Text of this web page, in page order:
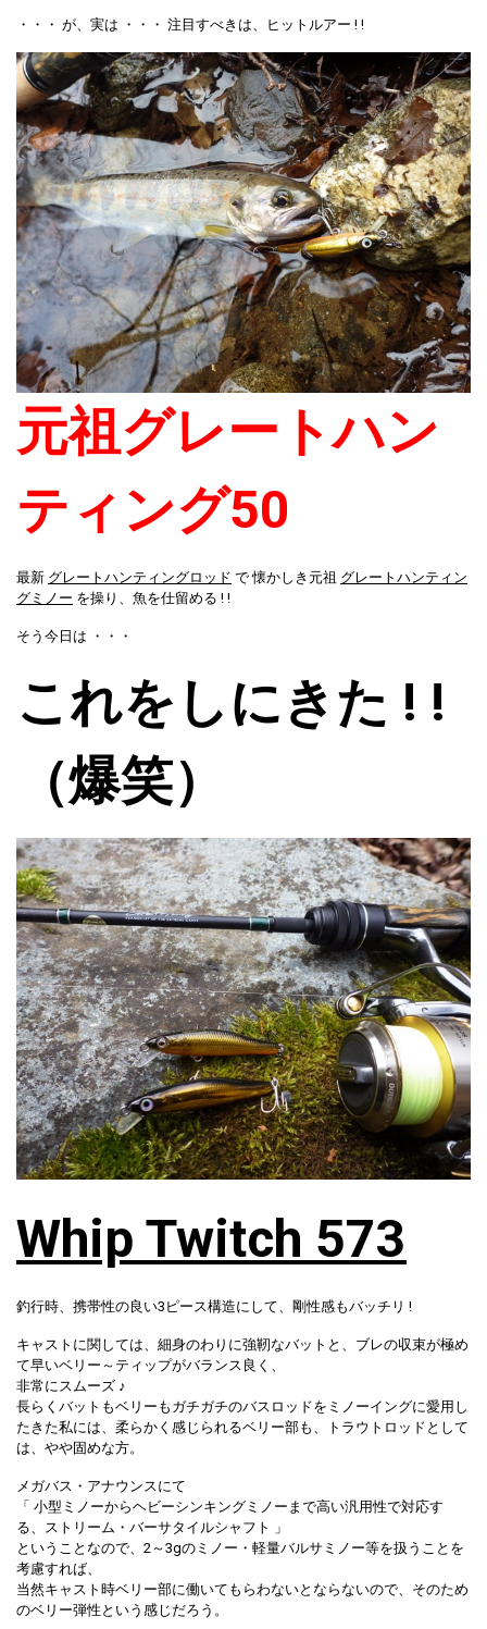
・・・ が、実は ・・・ 注目すべきは、ヒットルアー ! !
元祖グレートハン
ティング50
最新 グレートハンティングロッド で 懐かしき元祖 グレートハンティン
グミノー を操り、魚を仕留める ! !
そう今日は ・・・
これをしにきた ! !
（爆笑）
Whip Twitch 573
釣行時、携帯性の良い3ピース構造にして、剛性感もバッチリ !
キャストに関しては、細身のわりに強靭なバットと、ブレの収束が極め
て早いベリー～ティップがバランス良く、
非常にスムーズ ♪
長らくバットもベリーもガチガチのバスロッドをミノーイングに愛用し
たきた私には、柔らかく感じられるベリー部も、トラウトロッドとして
は、やや固めな方。
メガバス・アナウンスにて
「 小型ミノーからヘビーシンキングミノーまで高い汎用性で対応す
る、ストリーム・バーサタイルシャフト 」
ということなので、2～3gのミノー・軽量バルサミノー等を扱うことを
考慮すれば、
当然キャスト時ベリー部に働いてもらわないとならないので、そのため
のベリー弾性という感じだろう。